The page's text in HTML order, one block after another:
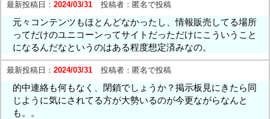
最新投稿日： 2024/03/31 投稿者： 匿名で投稿
元々コンテンツもほとんどなかったし、情報販売してる場所
ってだけのユニコーンってサイトだっただけにこういうこと
になるんだなというのはある程度想定済みなの。
最新投稿日： 2024/03/31 投稿者： 匿名で投稿
的中連絡も何もなく、閉鎖でしょうか？掲示板見にきたら同
じように気にされてる方が大勢いるのが今更ながらなんと
も。。